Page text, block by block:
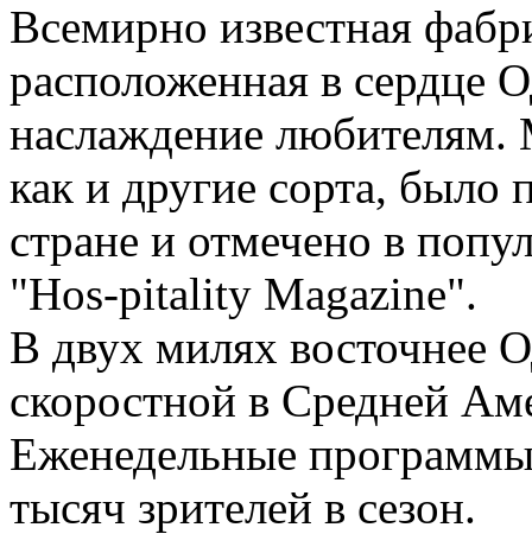
Всемирно известная
расположенная в сердце
наслаждение любителям.
как и другие сорта, было
стране и отмечено в
"Hos-pitality Magazine".
В двух милях восточнее
скоростной в Средней
Еженедельные
тысяч зрителей в сезон.